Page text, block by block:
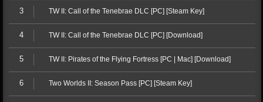
3 TW II: Call of the Tenebrae DLC [PC] [Steam Key]
4 TW II: Call of the Tenebrae DLC [PC] [Download]
5 TW II: Pirates of the Flying Fortress [PC | Mac] [Download]
6 Two Worlds II: Season Pass [PC] [Steam Key]